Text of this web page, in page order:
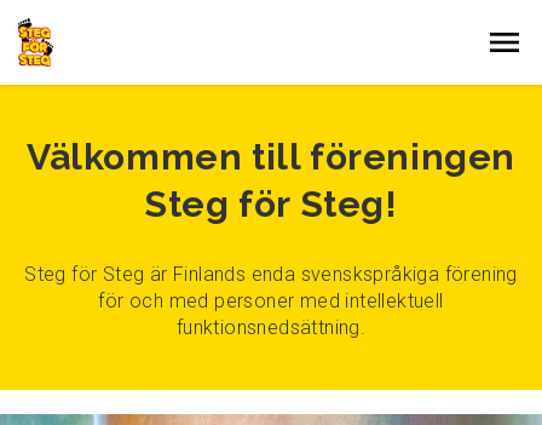
Gå till innehållet
Välkommen till föreningen
Steg för Steg!
Steg för Steg är Finlands enda svenskspråkiga förening
för och med personer med intellektuell
funktionsnedsättning.